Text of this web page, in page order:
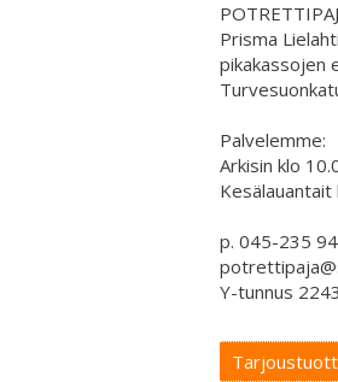
Prisma Lielahti
pikakassojen
Palvelemme:
Arkisin klo
Kesälauantait
p. 045-235
Y-tunnus